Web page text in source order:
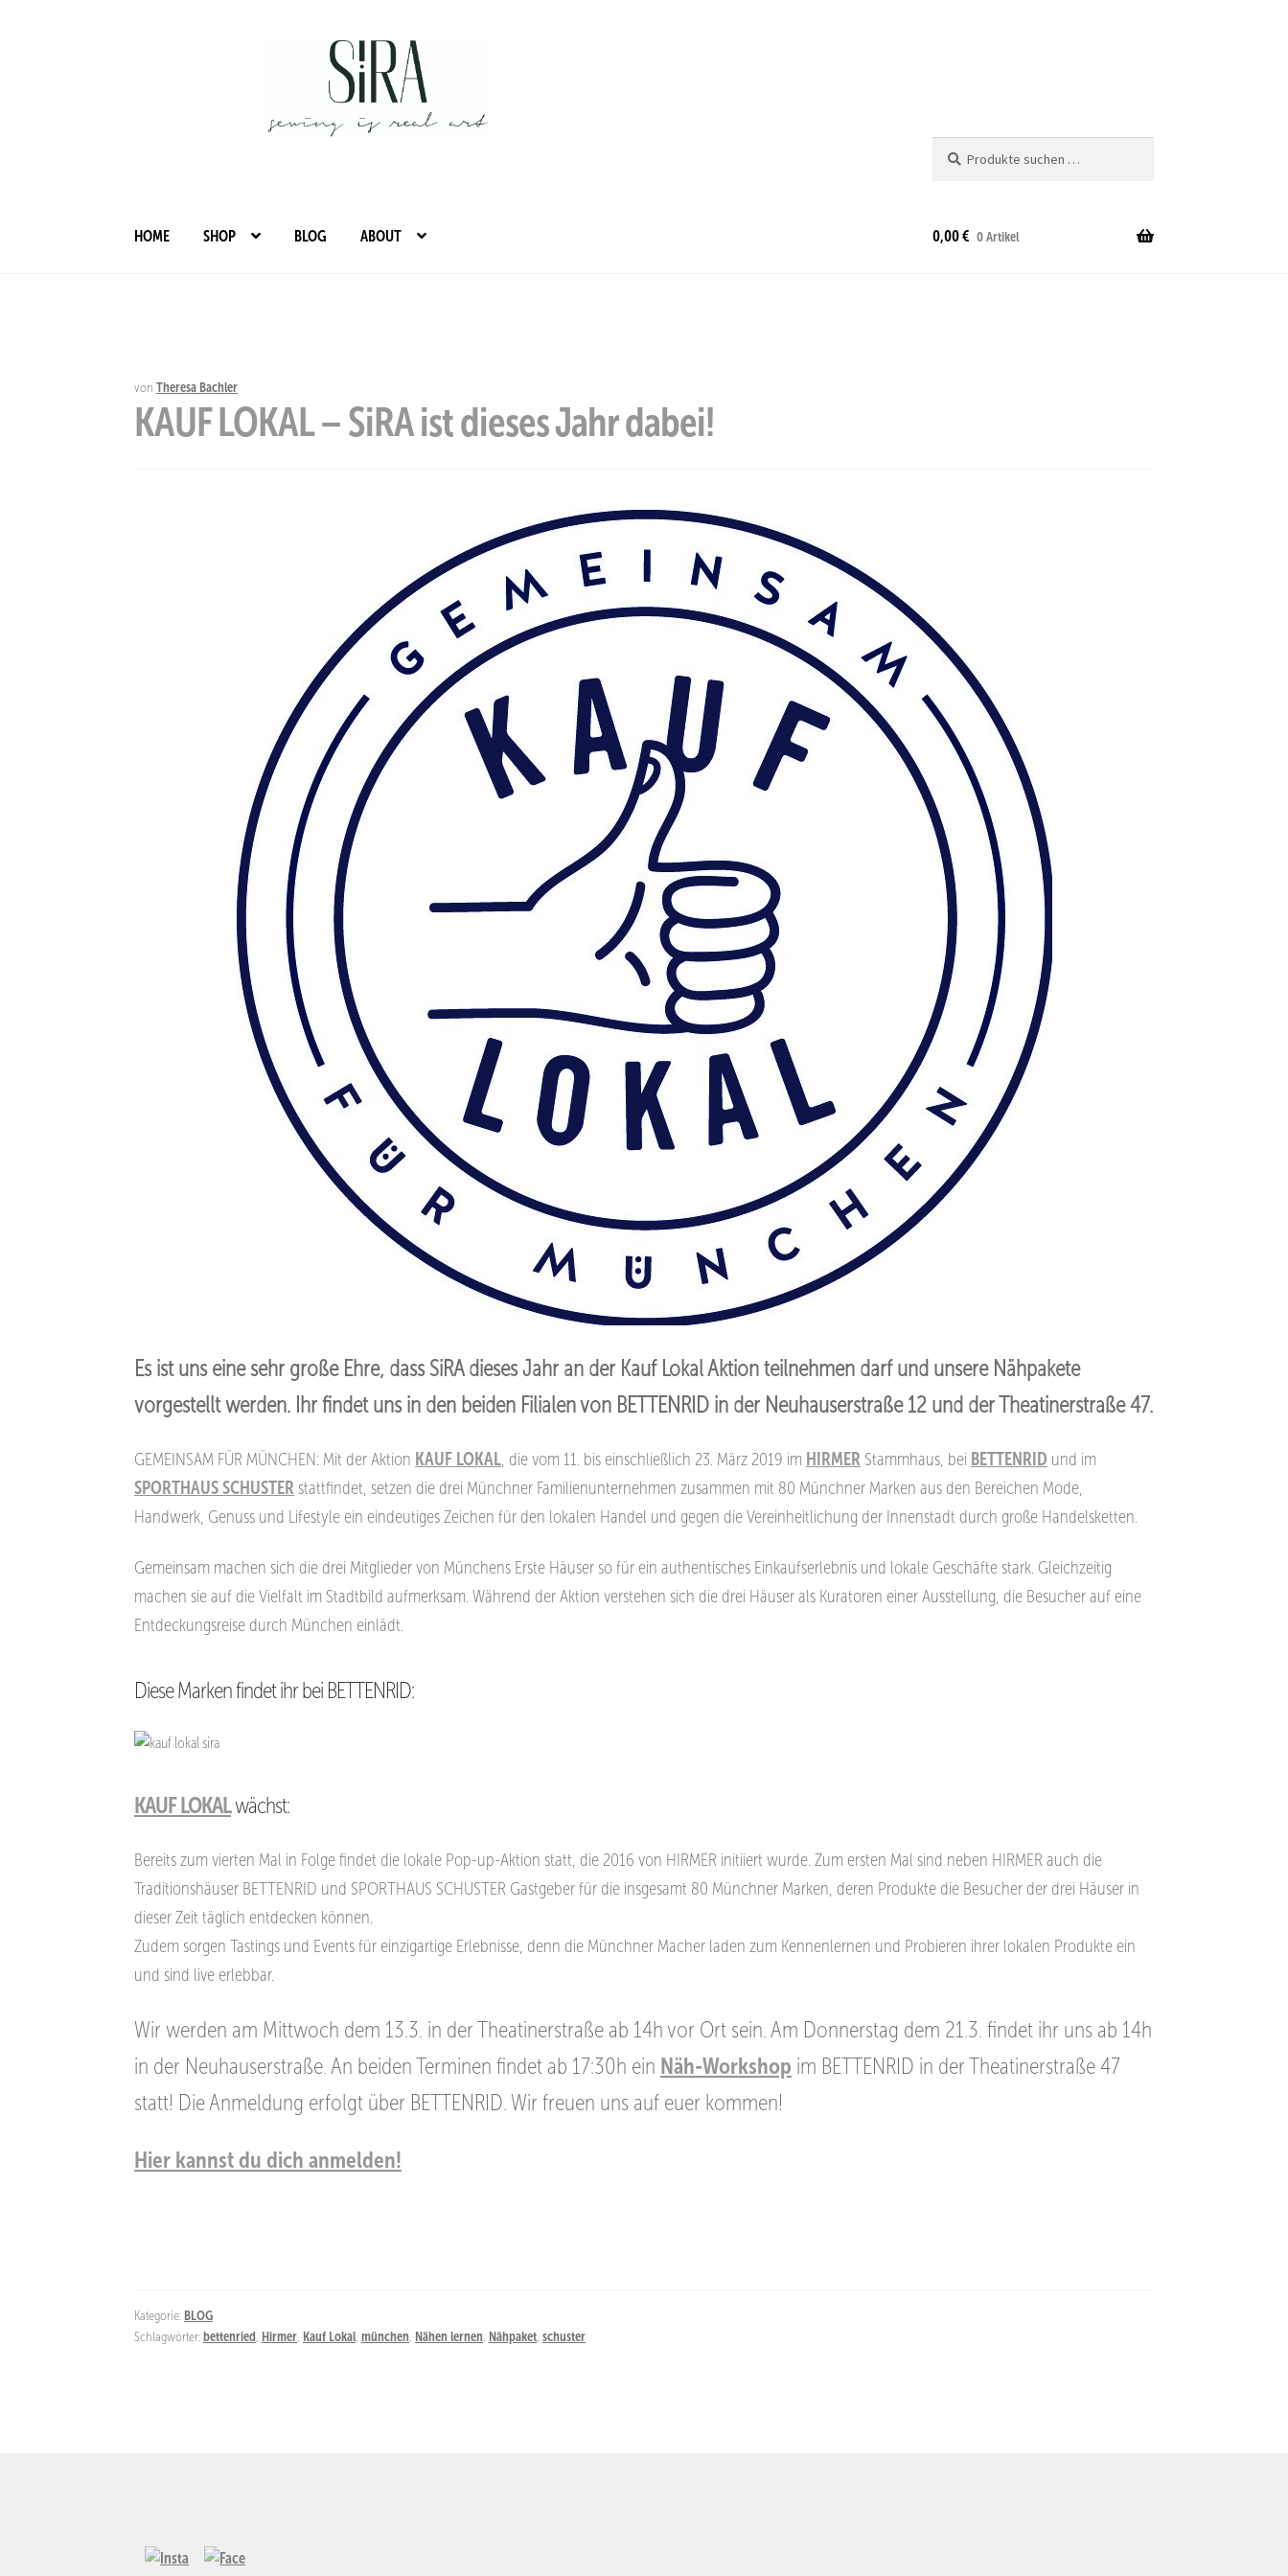
nach:
HOME SHOP BLOG ABOUT 0,00€ 0 Artikel
vonTheresa Bachler
KAUF LOKAL – SiRA ist dieses Jahr dabei!
Es ist uns eine sehr große Ehre, dass SiRA dieses Jahr an der Kauf Lokal Aktion teilnehmen darf und unsere Nähpakete
vorgestellt werden. Ihr findet uns in den beiden Filialen von BETTENRID in der Neuhauserstraße 12 und der Theatinerstraße 47.
GEMEINSAM FÜR MÜNCHEN: Mit der Aktion KAUF LOKAL, die vom 11. bis einschließlich 23. März 2019 im HIRMER Stammhaus, bei BETTENRID und im
SPORTHAUS SCHUSTER stattfindet, setzen die drei Münchner Familienunternehmen zusammen mit 80 Münchner Marken aus den Bereichen Mode,
Handwerk, Genuss und Lifestyle ein eindeutiges Zeichen für den lokalen Handel und gegen die Vereinheitlichung der Innenstadt durch große Handelsketten.
Gemeinsam machen sich die drei Mitglieder von Münchens Erste Häuser so für ein authentisches Einkaufserlebnis und lokale Geschäfte stark. Gleichzeitig
machen sie auf die Vielfalt im Stadtbild aufmerksam. Während der Aktion verstehen sich die drei Häuser als Kuratoren einer Ausstellung, die Besucher auf eine
Entdeckungsreise durch München einlädt.
Diese Marken findet ihr bei BETTENRID:
KAUF LOKALwächst:
Bereits zum vierten Mal in Folge findet die lokale Pop-up-Aktion statt, die 2016 von HIRMER initiiertwurde. Zum ersten Mal sind neben HIRMER auch die
Traditionshäuser BETTENRID und SPORTHAUS SCHUSTER Gastgeberfür die insgesamt 80 Münchner Marken, deren Produkte die Besucher der drei Häuser in
dieser Zeit täglich entdecken können.
Zudem sorgen Tastings und Events für einzigartige Erlebnisse, denn die Münchner Macher laden zum Kennenlernen und Probieren ihrer lokalen Produkte ein
und sind live erlebbar.
Wir werden am Mittwoch dem 13.3. in der Theatinerstraße ab 14h vor Ort sein. Am Donnerstag dem 21.3. findet ihr uns ab 14h
in der Neuhauserstraße. An beiden Terminen findet ab 17:30h ein Näh-Workshop im BETTENRID in der Theatinerstraße 47
statt! Die Anmeldung erfolgt über BETTENRID. Wir freuen uns auf euer kommen!
Hier kannst du dich anmelden!
Kategorie: BLOG
Schlagwörter:bettenried, Hirmer, Kauf Lokal,münchen, Nähen lernen, Nähpaket,schuster